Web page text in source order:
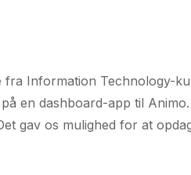
fra Information Technology-
en dashboard-app til
gav os mulighed for at